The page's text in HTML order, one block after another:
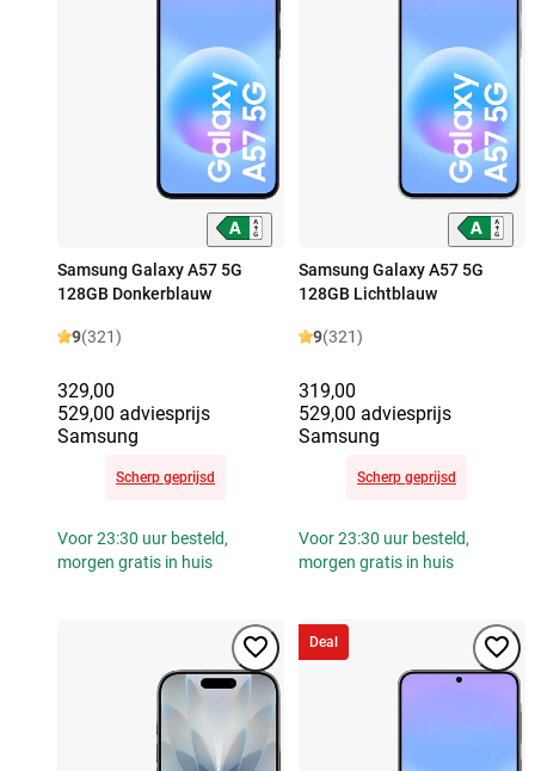
Samsung Galaxy A57 5G
128GB Donkerblauw
9(321)
329,00
529,00 adviesprijs
Samsung
Scherp geprijsd
Voor 23:30 uur besteld,
morgen gratis in huis
Samsung Galaxy A57 5G
128GB Lichtblauw
9(321)
319,00
529,00 adviesprijs
Samsung
Scherp geprijsd
Voor 23:30 uur besteld,
morgen gratis in huis
Deal